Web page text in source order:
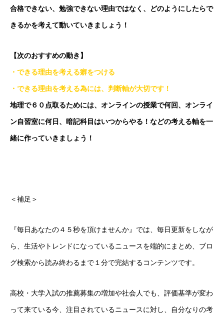
合格できない、勉強できない理由ではなく、どのようにしたらで
きるかを考えて動いていきましょう！
【次のおすすめの動き】
・できる理由を考える癖をつける
・できる理由を考える為には、判断軸が大切です！
地理で６０点取るためには、オンラインの授業で何回、オンライ
ン自習室に何日、暗記科目はいつからやる！などの考える軸を一
緒に作っていきましょう！
＜補足＞
『毎日あなたの４５秒を頂けませんか』では、毎日更新をしなが
ら、生活やトレンドになっているニュースを端的にまとめ、ブロ
グ検索から読み終わるまで１分で完結するコンテンツです。
高校・大学入試の推薦募集の増加や社会人でも、評価基準が変わ
って来ている今、注目されているニュースに対し、自分なりの考